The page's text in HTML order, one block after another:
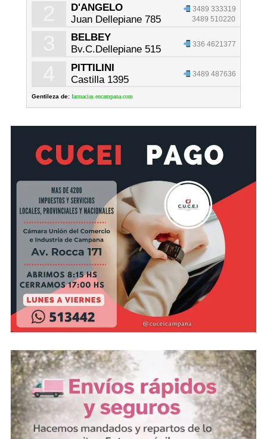
D'ANGELO
Juan Dellepiane 785
3489 333319
3489 510220
BELBEY
Bv.C.Dellepiane 515
336 4621377
PITTILINI
Castilla 1395
3489 487636
Gentileza de: farmacias.encampana.com